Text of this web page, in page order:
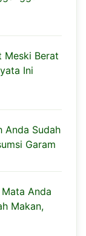
Meski Berat
Ini
Anda Sudah
Garam
Anda
Makan,